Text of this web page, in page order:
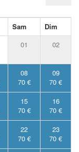
Sam
Dim
01 02
08
70 €
09
70 €
15
70 €
16
70 €
22
70 €
23
70 €